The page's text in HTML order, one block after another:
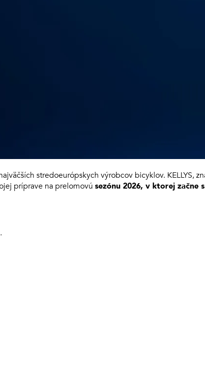
stredoeurópskych výrobcov bicyklov. KELLYS,
príprave na prelomovú sezónu 2026, v ktorej začne